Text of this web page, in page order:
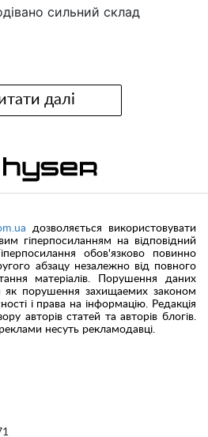
сильний склад
далі
дозволяється використовувати
гіперпосиланням на відповідний
обов'язково повинно
абзацу незалежно від повного
матеріалів. Порушення даних
як порушення захищаемих законом
і права на інформацію. Редакція
авторів статей та авторів блогів.
несуть рекламодавці.